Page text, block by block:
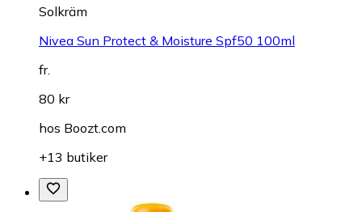
Solkräm
Nivea Sun Protect & Moisture Spf50 100ml
fr.
80 kr
hos Boozt.com
+13 butiker